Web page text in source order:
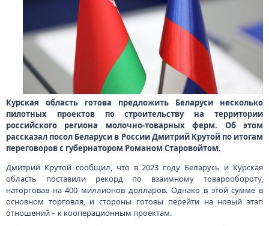
Курская область готова предложить Беларуси несколько
пилотных проектов по строительству на территории
российского региона молочно-товарных ферм. Об этом
рассказал посол Беларуси в России Дмитрий Крутой по итогам
переговоров с губернатором Романом Старовойтом.
Дмитрий Крутой сообщил, что в 2023 году Беларусь и Курская
область поставили рекорд по взаимному товарообороту,
наторговав на 400 миллионов долларов. Однако в этой сумме в
основном торговля, и стороны готовы перейти на новый этап
отношений – к кооперационным проектам.